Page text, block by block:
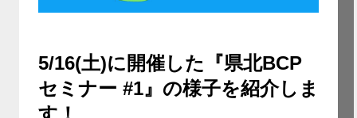
5/16(土)に開催した『県北BCP
セミナー #1』の様子を紹介しま
す！